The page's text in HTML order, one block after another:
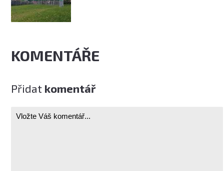
KOMENTÁŘE
Přidat komentář